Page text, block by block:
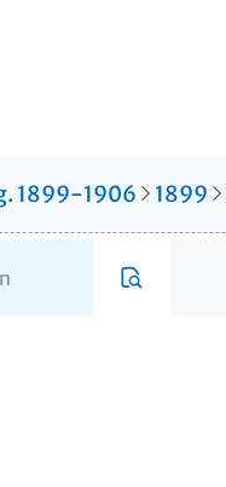
1899-1906 1899